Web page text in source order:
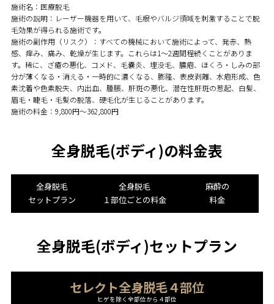
施術名：医療脱毛
施術の説明：レーザー機器を用いて、毛根やバルジ領域を刺激することで脱
毛効果が得られる施術です。
施術の副作用（リスク）：すべての機械において施術によって、発赤、熱
感、痒み、痛み、乾燥が生じます。これらは1～2週間程続くことがありま
す。稀に、ざ瘡の悪化、コメド、毛嚢炎、埋没毛、膿疱、ほくろ・しみの部
分が薄くなる・消える・一時的に濃くなる、膨隆、表皮剥離、水疱形成、色
素沈着や色素脱失、内出血、腫脹、肝斑の悪化、潜在性肝斑の惹起、白髪、
眉毛・睫毛・毛髪の脱落、硬毛化が生じることがあります。
施術の料金：9,800円～362,800円
全身脱毛(ボディ)の料金表
全身脱毛
セットプラン
全身脱毛
１部位ごとの料金
麻酔の
料金
全身脱毛(ボディ)セットプラン
セレクト全身脱毛４部位
ヒゲを除く全部位から４部位